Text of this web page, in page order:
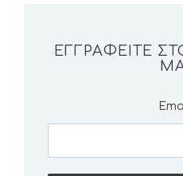
ΕΓΓΡΑΦΕΊΤΕ